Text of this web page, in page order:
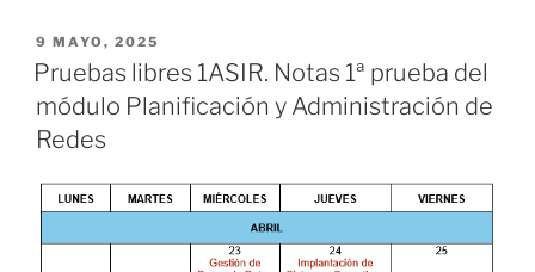
PUBLICADO
EL
9 MAYO, 2025
Pruebas libres 1ASIR. Notas 1ª prueba del
módulo Planificación y Administración de
Redes